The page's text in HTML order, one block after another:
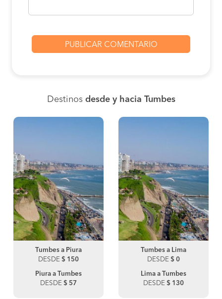
Destinos desde y hacia Tumbes
Tumbes a Piura
DESDE $ 150
Piura a Tumbes
DESDE $ 57
Tumbes a Lima
DESDE $ 0
Lima a Tumbes
DESDE $ 130